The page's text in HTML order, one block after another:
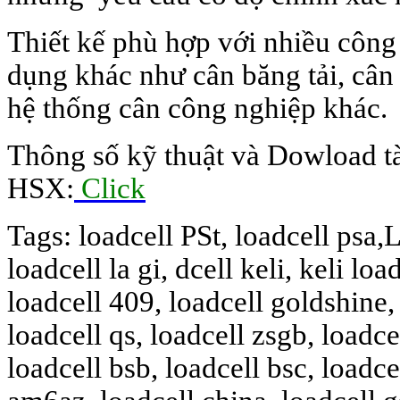
Thiết kế phù hợp với nhiều
dụng khác như cân băng tải,
hệ thống cân công nghiệp khác.
Thông số kỹ thuật và Dowload
HSX: Click
Tags: loadcell PSt, loadcell
loadcell la gi, dcell keli, keli
loadcell 409, loadcell
loadcell qs, loadcell zsgb,
loadcell bsb, loadcell bsc,